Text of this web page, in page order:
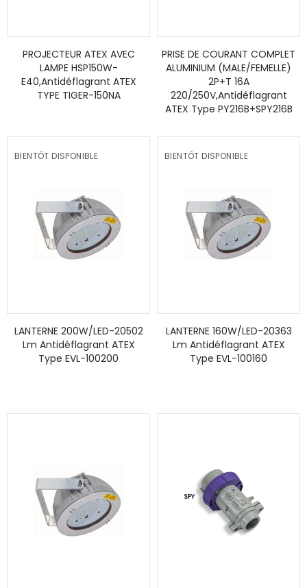
PROJECTEUR ATEX AVEC
LAMPE HSP150W-
E40,Antidéflagrant ATEX
TYPE TIGER-150NA
PRISE DE COURANT COMPLET
ALUMINIUM (MALE/FEMELLE)
2P+T 16A
220/250V,Antidéflagrant
ATEX Type PY216B+SPY216B
BIENTÔT DISPONIBLE
LANTERNE 200W/LED-20502
Lm Antidéflagrant ATEX
Type EVL-100200
BIENTÔT DISPONIBLE
LANTERNE 160W/LED-20363
Lm Antidéflagrant ATEX
Type EVL-100160